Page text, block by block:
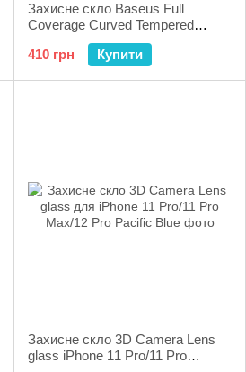
Захисне скло Baseus Full
Coverage Curved Tempered
Glass 0.3 mm для Apple iPhone
Xs Max Black
410 грн Купити
Захисне скло 3D Camera Lens
glass iPhone 11 Pro/11 Pro